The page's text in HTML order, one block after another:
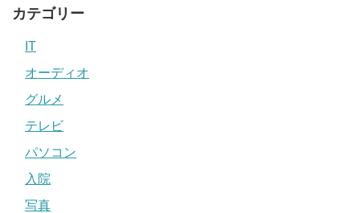
カテゴリー
IT
オーディオ
グルメ
テレビ
パソコン
入院
写真